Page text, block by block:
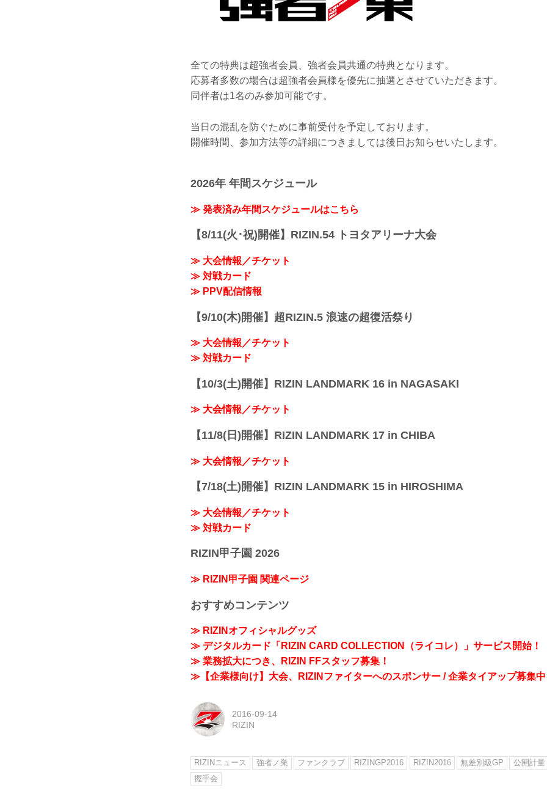
全ての特典は超強者会員、強者会員共通の特典となります。
応募者多数の場合は超強者会員様を優先に抽選とさせていただきます。
同伴者は1名のみ参加可能です。
当日の混乱を防ぐために事前受付を予定しております。
開催時間、参加方法等の詳細につきましては後日お知らせいたします。
2026年 年間スケジュール
≫ 発表済み年間スケジュールはこちら
【8/11(火･祝)開催】RIZIN.54 トヨタアリーナ大会
≫ 大会情報／チケット
≫ 対戦カード
≫ PPV配信情報
【9/10(木)開催】超RIZIN.5 浪速の超復活祭り
≫ 大会情報／チケット
≫ 対戦カード
【10/3(土)開催】RIZIN LANDMARK 16 in NAGASAKI
≫ 大会情報／チケット
【11/8(日)開催】RIZIN LANDMARK 17 in CHIBA
≫ 大会情報／チケット
【7/18(土)開催】RIZIN LANDMARK 15 in HIROSHIMA
≫ 大会情報／チケット
≫ 対戦カード
RIZIN甲子園 2026
≫ RIZIN甲子園 関連ページ
おすすめコンテンツ
≫ RIZINオフィシャルグッズ
≫ デジタルカード「RIZIN CARD COLLECTION（ライコレ）」サービス開始！
≫ 業務拡大につき、RIZIN FFスタッフ募集！
≫【企業様向け】大会、RIZINファイターへのスポンサー / 企業タイアップ募集中
2016-09-14
RIZIN
RIZINニュース 強者ノ巣 ファンクラブ RIZINGP2016 RIZIN2016 無差別級GP 公開計量
握手会